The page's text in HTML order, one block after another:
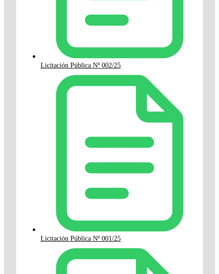
Licitación Pública Nº 002/25
Licitación Pública Nº 001/25